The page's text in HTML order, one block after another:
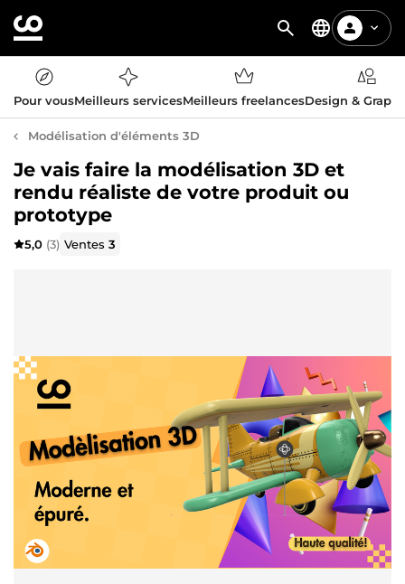
Pour vousMeilleurs servicesMeilleurs freelancesDesign &
Modélisation d'éléments 3D
Je vais faire la modélisation 3D et
rendu réaliste de votre produit ou
prototype
5,0 (3) Ventes3